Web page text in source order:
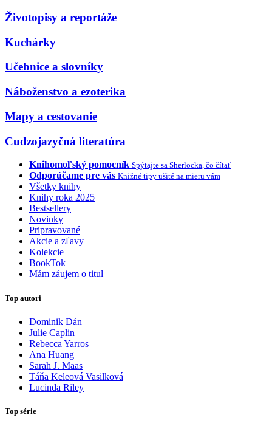
Životopisy a reportáže
Kuchárky
Učebnice a slovníky
Náboženstvo a ezoterika
Mapy a cestovanie
Cudzojazyčná literatúra
Knihomoľský pomocník Spýtajte sa Sherlocka, čo čítať
Odporúčame pre vás Knižné tipy ušité na mieru vám
Všetky knihy
Knihy roka 2025
Bestsellery
Novinky
Pripravované
Akcie a zľavy
Kolekcie
BookTok
Mám záujem o titul
Top autori
Dominik Dán
Julie Caplin
Rebecca Yarros
Ana Huang
Sarah J. Maas
Táňa Keleová Vasilková
Lucinda Riley
Top série